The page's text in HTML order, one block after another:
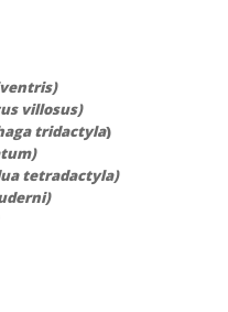
villosus)
tridactyla)
tetradactyla)